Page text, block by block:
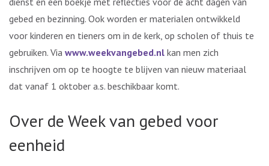
gebed en bezinning. Ook worden er materialen ontwikkeld
voor kinderen en tieners om in de kerk, op scholen of thuis te
gebruiken. Via www.weekvangebed.nl kan men zich
inschrijven om op te hoogte te blijven van nieuw materiaal
dat vanaf 1 oktober a.s. beschikbaar komt.
Over de Week van gebed voor
eenheid